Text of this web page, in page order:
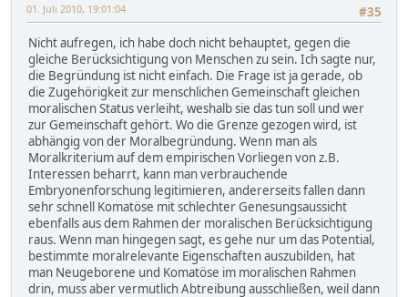
#35
01. Juli 2010, 19:01:04
Nicht aufregen, ich habe doch nicht behauptet, gegen die
gleiche Berücksichtigung von Menschen zu sein. Ich sagte nur,
die Begründung ist nicht einfach. Die Frage ist ja gerade, ob
die Zugehörigkeit zur menschlichen Gemeinschaft gleichen
moralischen Status verleiht, weshalb sie das tun soll und wer
zur Gemeinschaft gehört. Wo die Grenze gezogen wird, ist
abhängig von der Moralbegründung. Wenn man als
Moralkriterium auf dem empirischen Vorliegen von z.B.
Interessen beharrt, kann man verbrauchende
Embryonenforschung legitimieren, andererseits fallen dann
sehr schnell Komatöse mit schlechter Genesungsaussicht
ebenfalls aus dem Rahmen der moralischen Berücksichtigung
raus. Wenn man hingegen sagt, es gehe nur um das Potential,
bestimmte moralrelevante Eigenschaften auszubilden, hat
man Neugeborene und Komatöse im moralischen Rahmen
drin, muss aber vermutlich Abtreibung ausschließen, weil dann